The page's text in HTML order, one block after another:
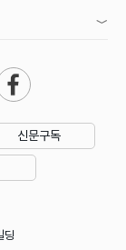
신문구독
딩